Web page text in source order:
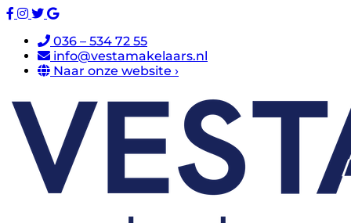
036 – 534 72 55
info@vestamakelaars.nl
Naar onze website ›